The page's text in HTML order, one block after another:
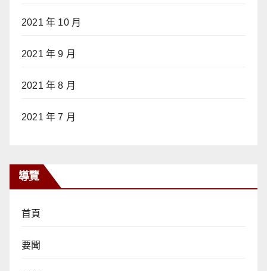
2021 年 10 月
2021 年 9 月
2021 年 8 月
2021 年 7 月
導覽
首頁
要聞